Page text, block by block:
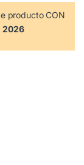
producto CON
2026
mm C00283277